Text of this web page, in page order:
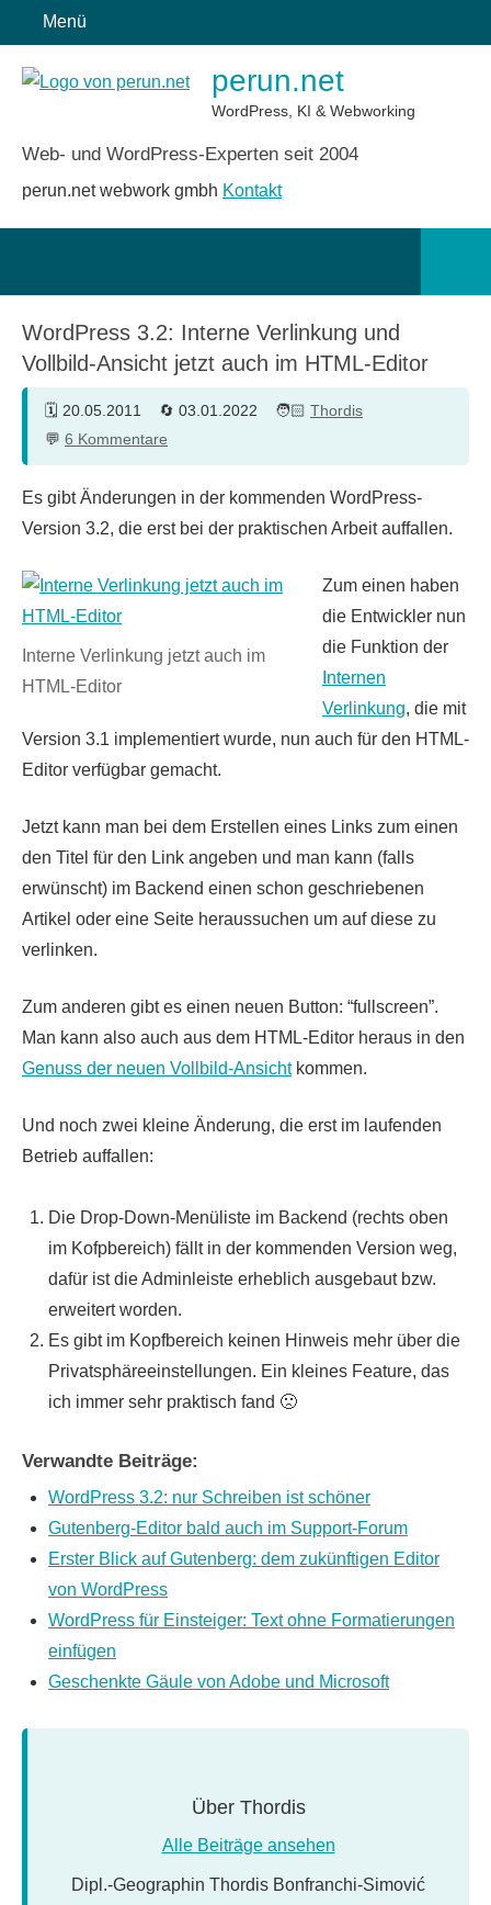
Inhalt
springen
Menü
perun.net
WordPress, KI & Webworking
Web- und WordPress-Experten seit 2004
perun.net webwork gmbh Kontakt
WordPress 3.2: Interne Verlinkung und
Vollbild-Ansicht jetzt auch im HTML-Editor
20.05.2011 03.01.2022
Thordis
6 Kommentare
Es gibt Änderungen in der kommenden WordPress-
Version 3.2, die erst bei der praktischen Arbeit auffallen.
Interne Verlinkung jetzt auch im
HTML-Editor
Zum einen haben
die Entwickler nun
die Funktion der
Internen
Verlinkung, die mit
Version 3.1 implementiert wurde, nun auch für den HTML-
Editor verfügbar gemacht.
Jetzt kann man bei dem Erstellen eines Links zum einen
den Titel für den Link angeben und man kann (falls
erwünscht) im Backend einen schon geschriebenen
Artikel oder eine Seite heraussuchen um auf diese zu
verlinken.
Zum anderen gibt es einen neuen Button: “fullscreen”.
Man kann also auch aus dem HTML-Editor heraus in den
Genuss der neuen Vollbild-Ansichtkommen.
Und noch zwei kleine Änderung, die erst im laufenden
Betrieb auffallen:
Die Drop-Down-Menüliste im Backend (rechts oben
im Kofpbereich) fällt in der kommenden Version weg,
dafür ist die Adminleiste erheblich ausgebaut bzw.
erweitert worden.
Es gibt im Kopfbereich keinen Hinweis mehr über die
Privatsphäreeinstellungen. Ein kleines Feature, das
ich immer sehr praktisch fand 🙁
Verwandte Beiträge:
WordPress 3.2: nur Schreiben ist schöner
Gutenberg-Editor bald auch im Support-Forum
Erster Blick auf Gutenberg: dem zukünftigen Editor
von WordPress
WordPress für Einsteiger: Text ohne Formatierungen
einfügen
Geschenkte Gäule von Adobe und Microsoft
Über Thordis
Alle Beiträge ansehen
Dipl.-Geographin Thordis Bonfranchi-Simović